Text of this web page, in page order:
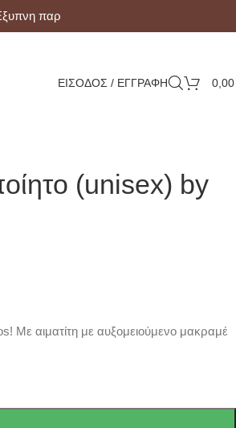
παραλαβή με Box Now!
ΕΙΣΟΔΟΣ / ΕΓΓΡΑΦΗ
(unisex) by
Με αιματίτη με αυξομειούμενο μακραμέ